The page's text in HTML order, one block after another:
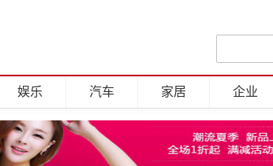
娱乐 汽车 家居 企业